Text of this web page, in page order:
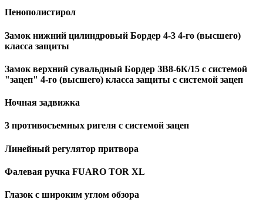
Пенополистирол
Замок нижний цилиндровый Бордер 4-3 4-го (высшего)
класса защиты
Замок верхний сувальдный Бордер ЗВ8-6К/15 с системой
"зацеп" 4-го (высшего) класса защиты с системой зацеп
Ночная задвижка
3 противосъемных ригеля с системой зацеп
Линейный регулятор притвора
Фалевая ручка FUARO TOR XL
Глазок с широким углом обзора